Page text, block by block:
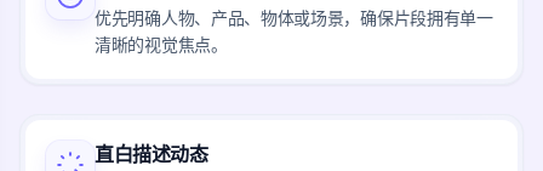
优先明确人物、产品、物体或场景，确保片段拥有单一
清晰的视觉焦点。
直白描述动态